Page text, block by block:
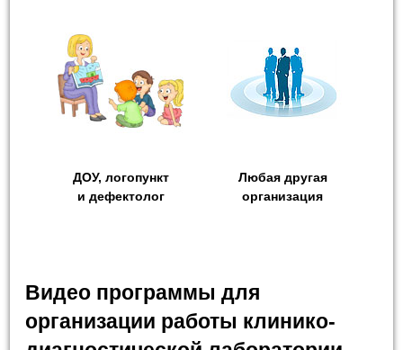
ДОУ, логопункт
и дефектолог
Любая другая
организация
Видео программы для
организации работы клинико-